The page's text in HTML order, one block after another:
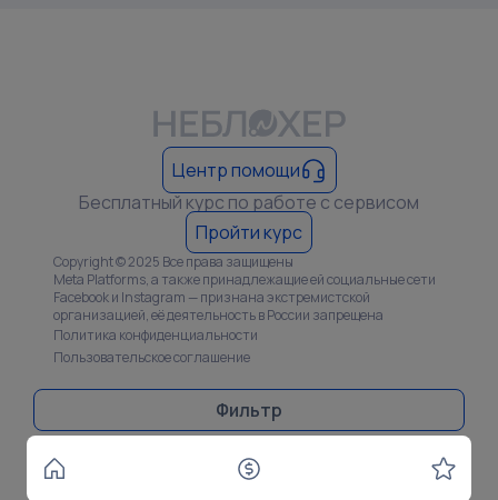
Фильтр
Центр помощи
Copyright © 2025 Все права защищены
Meta Platforms, а также принадлежащие ей социальные сети
Facebook и Instagram — признана экстремистской
организацией, её деятельность в России запрещена
Политика конфиденциальности
Пользовательское соглашение
Бесплатный курс по работе с сервисом
Пройти курс